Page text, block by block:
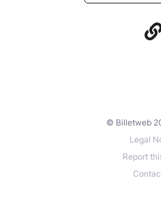
© Billetweb
Legal
Report